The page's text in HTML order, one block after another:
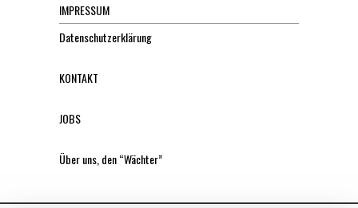
IMPRESSUM
Datenschutzerklärung
KONTAKT
JOBS
Über uns, den “Wächter”